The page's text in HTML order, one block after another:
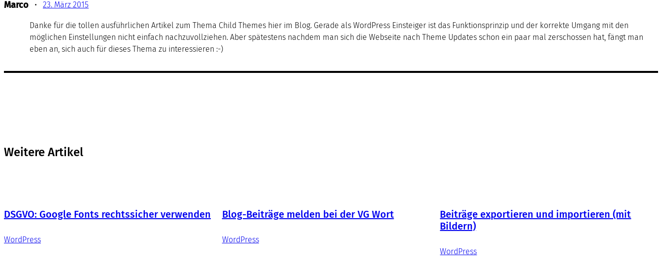
Marco • 23. März 2015
Danke für die tollen ausführlichen Artikel zum Thema Child Themes hier im Blog. Gerade als WordPress Einsteiger ist das Funktionsprinzip und der korrekte Umgang mit den
möglichen Einstellungen nicht einfach nachzuvollziehen. Aber spätestens nachdem man sich die Webseite nach Theme Updates schon ein paar mal zerschossen hat, fängt man
eben an, sich auch für dieses Thema zu interessieren :-)
Weitere Artikel
DSGVO: Google Fonts rechtssicher verwenden
WordPress
Blog-Beiträge melden bei der VG Wort
WordPress
Beiträge exportieren und importieren (mit
Bildern)
WordPress